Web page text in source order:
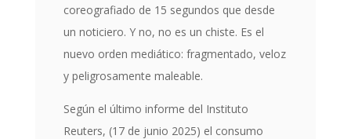
coreografiado de 15 segundos que desde
un noticiero. Y no, no es un chiste. Es el
nuevo orden mediático: fragmentado, veloz
y peligrosamente maleable.
Según el último informe del Instituto
Reuters, (17 de junio 2025) el consumo